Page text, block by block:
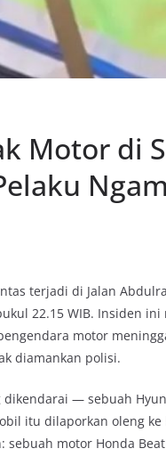
Motor di
terjadi di Jalan
22.15 WIB. Insiden
motor
diamankan polisi.
— sebuah
itu dilaporkan oleng
motor Honda